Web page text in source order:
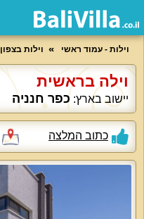
וילות - עמוד ראשי וילות בצפון
וילה בראשית
יישוב בארץ: כפר חנניה
כתוב המלצה